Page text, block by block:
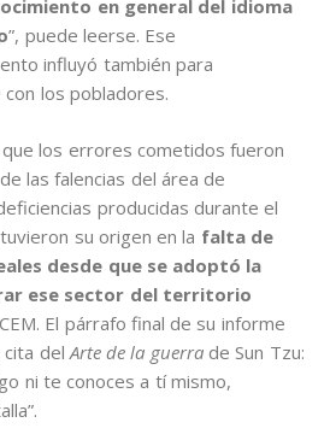
en general del idioma
”, puede leerse. Ese
influyó también para
con los pobladores.
los errores cometidos fueron
las falencias del área de
producidas durante el
su origen en la falta de
desde que se adoptó la
ese sector del territorio
El párrafo final de su informe
del Arte de la guerrade Sun Tzu:
ni te conoces a tí mismo,